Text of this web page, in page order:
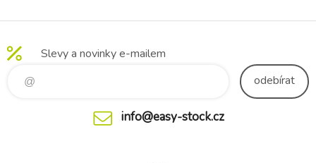
Slevy a novinky e-mailem
odebírat
info@easy-stock.cz